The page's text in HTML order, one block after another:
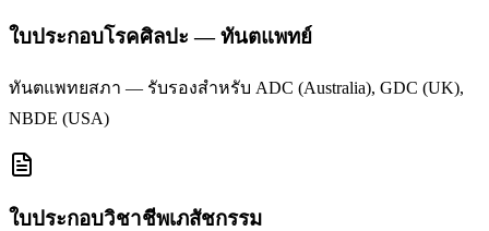
ใบประกอบโรคศิลปะ — ทันตแพทย์
ทันตแพทยสภา — รับรองสำหรับ ADC (Australia), GDC (UK),
NBDE (USA)
ใบประกอบวิชาชีพเภสัชกรรม